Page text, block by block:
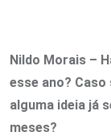
Nildo Morais –
esse ano?
alguma ideia já
meses?